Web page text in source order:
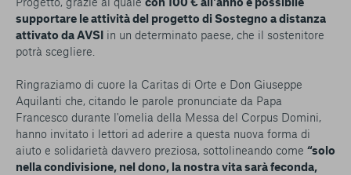
supportare le attività del progetto di Sostegno a distanza
attivato da AVSI in un determinato paese, che il sostenitore
potrà scegliere.
Ringraziamo di cuore la Caritas di Orte e Don Giuseppe
Aquilanti che, citando le parole pronunciate da Papa
Francesco durante l'omelia della Messa del Corpus Domini,
hanno invitato i lettori ad aderire a questa nuova forma di
aiuto e solidarietà davvero preziosa, sottolineando come “solo
nella condivisione, nel dono, la nostra vita sarà feconda,